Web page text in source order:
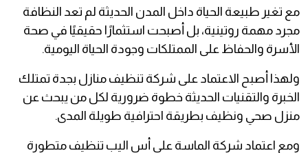
مع تغير طبيعة الحياة داخل المدن الحديثة لم تعد النظافة
مجرد مهمة روتينية، بل أصبحت استثمارًا حقيقيًا في صحة
الأسرة والحفاظ على الممتلكات وجودة الحياة اليومية.
ولهذا أصبح الاعتماد على شركة تنظيف منازل بجدة تمتلك
الخبرة والتقنيات الحديثة خطوة ضرورية لكل من يبحث عن
منزل صحي ونظيف بطريقة احترافية طويلة المدى.
ومع اعتماد شركة الماسة على أس اليب تنظيف متطورة